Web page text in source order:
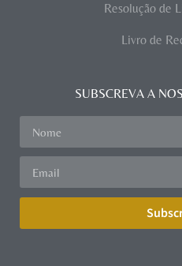
Resolução de
Livro de
SUBSCREVA A